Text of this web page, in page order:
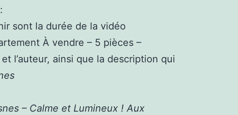
sont la durée de la vidéo
À vendre – 5 pièces –
l’auteur, ainsi que la description qui
– Calme et Lumineux ! Aux